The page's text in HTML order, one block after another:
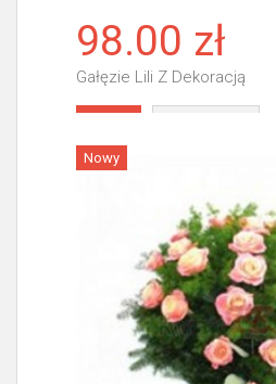
98.00 zł
Gałęzie Lili Z Dekoracją
Nowy